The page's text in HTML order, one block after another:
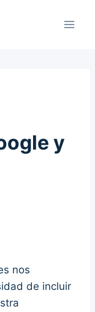
y
nos
de incluir